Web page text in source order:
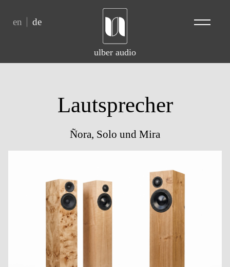
ulber audio
de
en
Lautsprecher
Ñora, Solo und Mira